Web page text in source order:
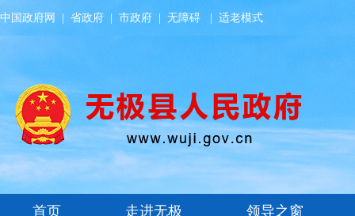
中国政府网 省政府 市政府 无障碍 适老模式